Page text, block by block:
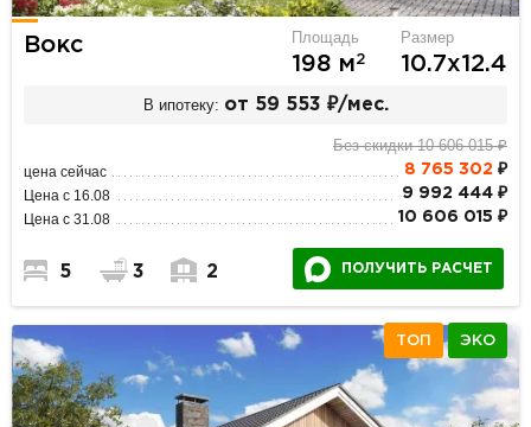
Вокс Площадь
198 м2
Размер
10.7х12.4
В ипотеку: от 59 553 ₽/мес.
Без скидки 10 606 015 ₽
цена сейчас 8 765 302 ₽
Цена с 16.08 9 992 444 ₽
Цена с 31.08 10 606 015 ₽
5 3 2 ПОЛУЧИТЬ РАСЧЕТ
ТОП ЭКО